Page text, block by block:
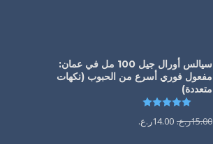
سيالس أورال جيل 100 مل في عمان:
مفعول فوري أسرع من الحبوب (نكهات
متعددة)
15.00ر.ع. 14.00ر.ع.